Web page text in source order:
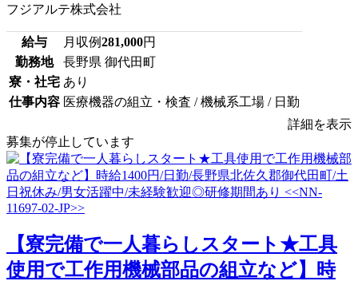
フジアルテ株式会社
給与 月収例281,000円
勤務地
長野県 御代田町
寮・社宅 あり
仕事内容 医療機器の組立・検査 / 機械系工場 / 日勤
詳細を表示
募集が停止しています
【寮完備で一人暮らしスタート★工具
使用で工作用機械部品の組立など】時